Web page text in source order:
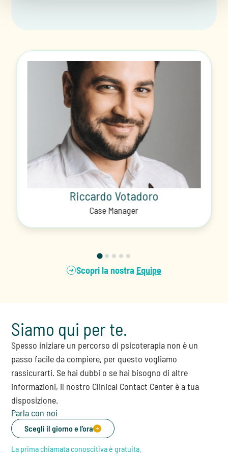
Riccardo Votadoro
Case Manager
Scopri la nostra Equipe
Siamo qui per te.
Spesso iniziare un percorso di psicoterapia non è un
passo facile da compiere, per questo vogliamo
rassicurarti. Se hai dubbi o se hai bisogno di altre
informazioni, il nostro Clinical Contact Center è a tua
disposizione.
Parla con noi
Scegli il giorno e l'ora
La prima chiamata conoscitiva è gratuita.